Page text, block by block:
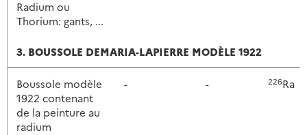
Radium ou
Thorium: gants, ...
3. BOUSSOLE DEMARIA-LAPIERRE MODÈLE 1922
Boussole modèle
1922 contenant
de la peinture au
radium
- - 226Ra